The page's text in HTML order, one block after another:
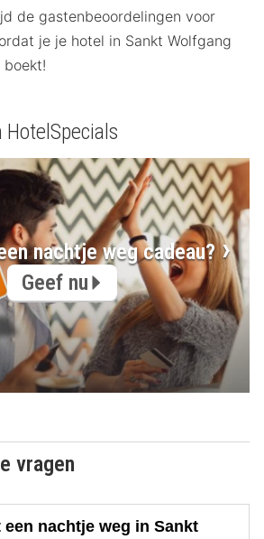
de gastenbeoordelingen voor
je je hotel in Sankt Wolfgang
boekt!
HotelSpecials
nachtje weg cadeau?
Geef nu
vragen
een nachtje weg in Sankt